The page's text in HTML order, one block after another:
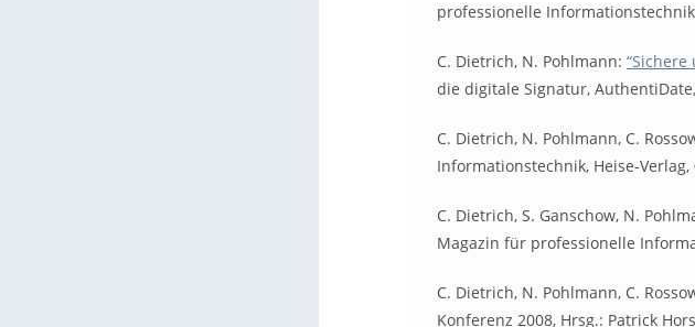
professionelle
C. Dietrich, N. Pohlmann:
die digitale Signatur,
C. Dietrich, N. Pohlmann, C.
Informationstechnik, Heise-Verlag,
C. Dietrich, S. Ganschow, N.
Magazin für professionelle
C. Dietrich, N. Pohlmann, C.
Konferenz 2008, Hrsg.: Patrick